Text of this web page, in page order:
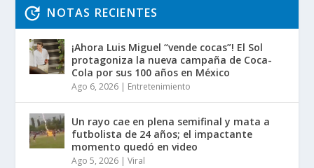
NOTAS RECIENTES
¡Ahora Luis Miguel “vende cocas”! El Sol
protagoniza la nueva campaña de Coca-
Cola por sus 100 años en México
Ago 6, 2026 | Entretenimiento
Un rayo cae en plena semifinal y mata a
futbolista de 24 años; el impactante
momento quedó en video
Ago 5, 2026 |Viral